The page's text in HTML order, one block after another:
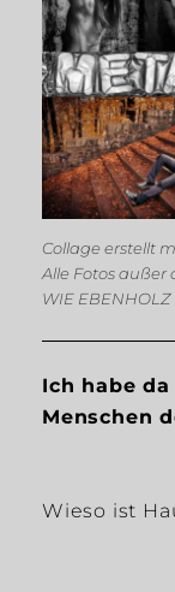
Collage erstellt
Alle Fotos außer
WIE EBENHOLZ
Ich habe
Menschen
Wieso ist